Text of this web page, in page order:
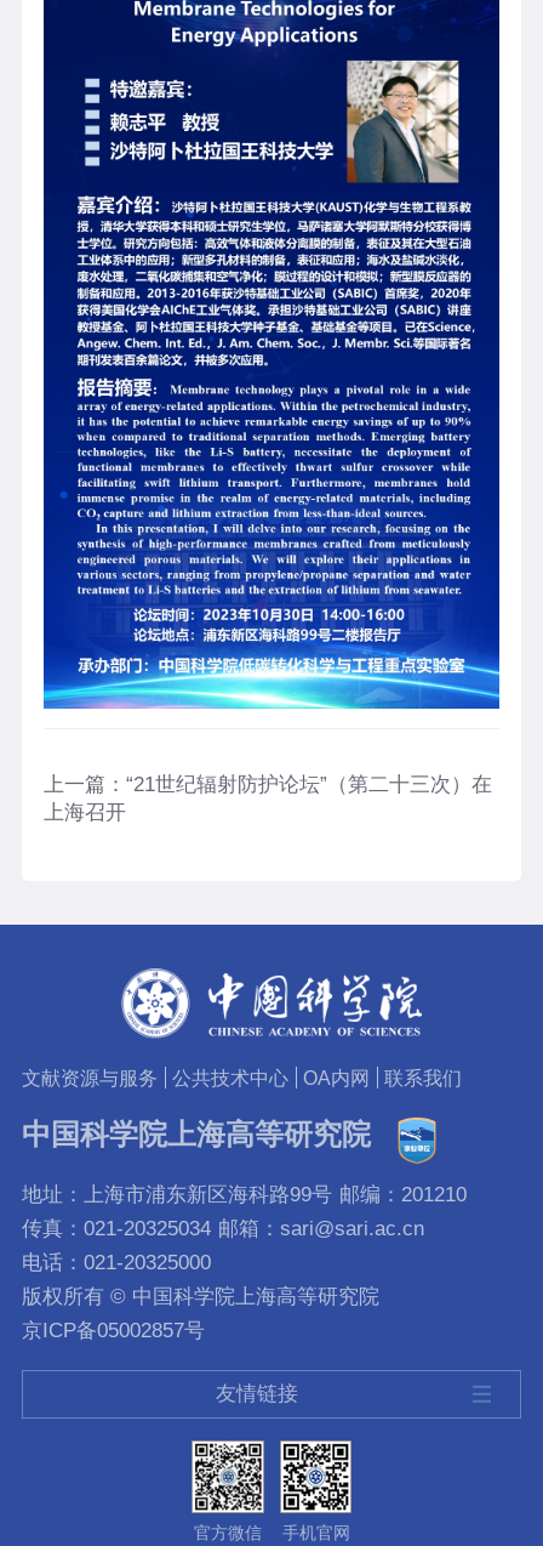
上一篇： “21世纪辐射防护论坛”（第二十三次）在
上海召开
文献资源与服务 公共技术中心 OA内网 联系我们
中国科学院上海高等研究院
地址：上海市浦东新区海科路99号 邮编：201210
传真：021-20325034 邮箱：sari@sari.ac.cn
电话：021-20325000
版权所有 © 中国科学院上海高等研究院
京ICP备05002857号
友情链接
官方微信 手机官网